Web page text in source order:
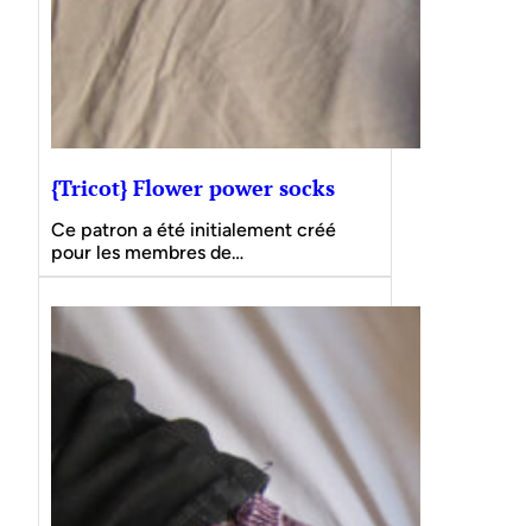
{Tricot} Flower power socks
Ce patron a été initialement créé
pour les membres de…